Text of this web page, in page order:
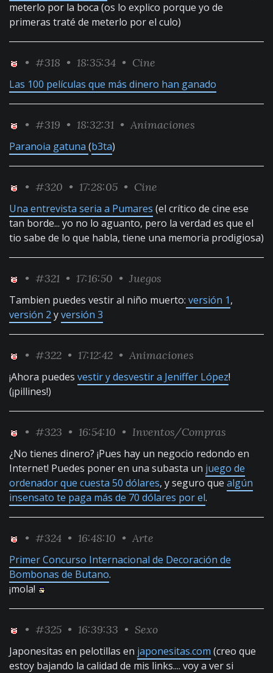
meterlo por la boca (os lo explico porque yo de
primeras traté de meterlo por el culo)
• #318 • 18:35:34 • Cine
Las 100 películas que más dinero han ganado
• #319 • 18:32:31 • Animaciones
Paranoia gatuna (b3ta)
• #320 • 17:28:05 • Cine
Una entrevista seria a Pumares (el crítico de cine ese
tan borde... yo no lo aguanto, pero la verdad es que el
tio sabe de lo que habla, tiene una memoria prodigiosa)
• #321 • 17:16:50 • Juegos
Tambien puedes vestir al niño muerto: versión 1,
versión 2 yversión 3
• #322 • 17:12:42 • Animaciones
¡Ahora puedes vestir y desvestir a Jeniffer López!
(¡pillines!)
• #323 • 16:54:10 • Inventos/Compras
¿No tienes dinero? ¡Pues hay un negocio redondo en
Internet! Puedes poner en una subasta un juego de
ordenador que cuesta 50 dólares, y seguro que algún
insensato te paga más de 70 dólares por el.
• #324 • 16:48:10 • Arte
Primer Concurso Internacional de Decoración de
Bombonas de Butano.
¡mola!
• #325 • 16:39:33 • Sexo
Japonesitas en pelotillas en japonesitas.com (creo que
estoy bajando la calidad de mis links.... voy a ver si